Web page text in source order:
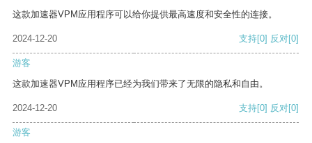
这款加速器VPM应用程序可以给你提供最高速度和安全性的连接。
2024-12-20 支持[0] 反对[0]
游客
这款加速器VPM应用程序已经为我们带来了无限的隐私和自由。
2024-12-20 支持[0] 反对[0]
游客